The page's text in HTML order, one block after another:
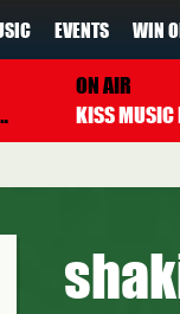
EVENTS WIN
ON AIR